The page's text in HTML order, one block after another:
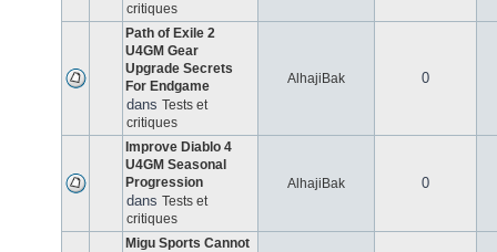
critiques
Path of Exile 2
U4GM Gear
Upgrade Secrets
For Endgame
dans Tests et
critiques
AlhajiBak 0
Improve Diablo 4
U4GM Seasonal
Progression
dans Tests et
critiques
AlhajiBak 0
Migu Sports Cannot